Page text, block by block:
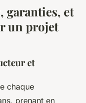
garanties, et
un projet
et
chaque
prenant en